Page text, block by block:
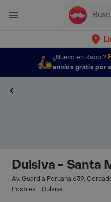
¿Nuevo en Rappi?
envíos gratis por
Dulsiva - Santa
Av. Guardia Peruana 639,
Postres - Dulsiva